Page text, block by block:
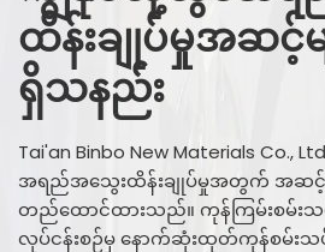
ထိန်းချုပ်မှုအဆင့်မျ
ရှိသနည်း
Tai'an Binbo New Materials Co.,
အရည်အသွေးထိန်းချုပ်မှုအတွက် အဆင့်မြ
တည်ထောင်ထားသည်။ ကုန်ကြမ်းစမ်း
လုပ်ငန်းစဉ်မှ နောက်ဆုံးထုတ်ကုန်စမ်းသ